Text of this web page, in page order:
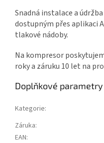
Snadná instalace a
dostupným přes aplikaci
tlakové nádoby.
Na kompresor
roky a záruku 10 let na
Doplňkové parametry
Kategorie:
Záruka:
EAN: